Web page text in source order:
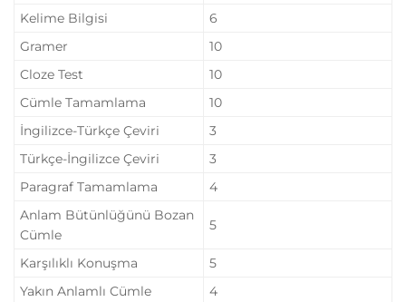
Kelime Bilgisi
6
Gramer
10
Cloze Test
10
Cümle Tamamlama
10
İngilizce-Türkçe Çeviri
3
Türkçe-İngilizce Çeviri
3
Paragraf Tamamlama
4
Anlam Bütünlüğünü Bozan
Cümle
5
Karşılıklı Konuşma
5
Yakın Anlamlı Cümle
4